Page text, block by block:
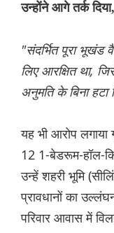
उन्होंने आगे तर्क दिया,
"संदर्भित पूरा भूखंड
लिए आरक्षित था,
अनुमति के बिना हटा
यह भी आरोप
12 1-बेडरूम-हॉल-
उन्हें शहरी भूमि
प्रावधानों का
परिवार आवास में